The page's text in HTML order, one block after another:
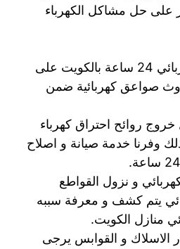
قادر على حل مشاكل الكهرباء
يقوم عامل كهربائي 24 ساعة بالكويت على
صواعق كهربائية ضمن
روائح احتراق كهرباء
وفرنا خدمة صيانة و اصلاح
و نزول القواطع
يتم كشف و معرفة سببه
منازل الكويت.
الاسلاك و القوابس يرجى